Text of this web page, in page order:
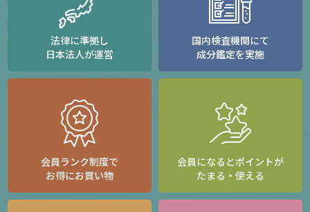
法律に準拠し
日本法人が運営
国内検査機関にて
成分鑑定を実施
会員ランク制度で
お得にお買い物
会員になるとポイントが
たまる・使える